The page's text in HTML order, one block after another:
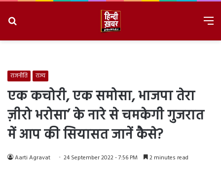
राजनीति राज्य
एक कचोरी, एक समोसा, भाजपा तेरा
ज़ीरो भरोसा’ के नारे से चमकेगी गुजरात
में आप की सियासत जानें कैसे?
Aarti Agravat 24 September 2022 - 7:56 PM 2 minutes read